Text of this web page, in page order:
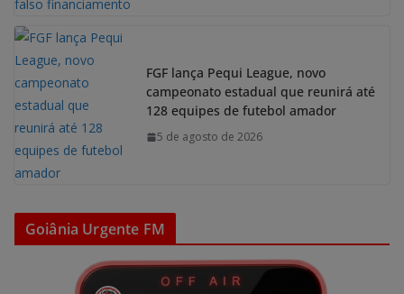
FGF lança Pequi League, novo
campeonato estadual que reunirá até
128 equipes de futebol amador
5 de agosto de 2026
Goiânia Urgente FM